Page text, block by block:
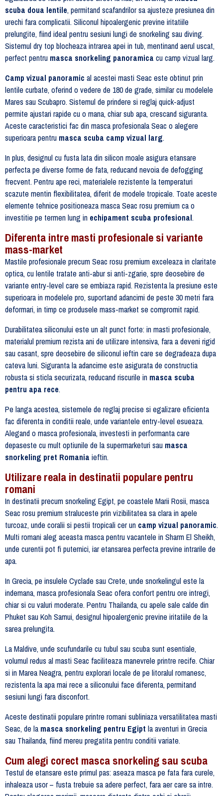
scuba doua lentile, permitand scafandrilor sa ajusteze presiunea din
urechi fara complicatii. Siliconul hipoalergenic previne iritatiile
prelungite, fiind ideal pentru sesiuni lungi de snorkeling sau diving.
Sistemul dry top blocheaza intrarea apei in tub, mentinand aerul uscat,
perfect pentru masca snorkeling panoramica cu camp vizual larg.
Camp vizual panoramic al acestei masti Seac este obtinut prin
lentile curbate, oferind o vedere de 180 de grade, similar cu modelele
Mares sau Scubapro. Sistemul de prindere si reglaj quick-adjust
permite ajustari rapide cu o mana, chiar sub apa, crescand siguranta.
Aceste caracteristici fac din masca profesionala Seac o alegere
superioara pentru masca scuba camp vizual larg.
In plus, designul cu fusta lata din silicon moale asigura etansare
perfecta pe diverse forme de fata, reducand nevoia de defogging
frecvent. Pentru ape reci, materialele rezistente la temperaturi
scazute mentin flexibilitatea, diferit de modele tropicale. Toate aceste
elemente tehnice positioneaza masca Seac rosu premium ca o
investitie pe termen lung in echipament scuba profesional.
Diferenta intre masti profesionale si variante
mass-market
Mastile profesionale precum Seac rosu premium exceleaza in claritate
optica, cu lentile tratate anti-abur si anti-zgarie, spre deosebire de
variante entry-level care se embiaza rapid. Rezistenta la presiune este
superioara in modelele pro, suportand adancimi de peste 30 metri fara
deformari, in timp ce produsele mass-market se compromit rapid.
Durabilitatea siliconului este un alt punct forte: in masti profesionale,
materialul premium rezista ani de utilizare intensiva, fara a deveni rigid
sau casant, spre deosebire de siliconul ieftin care se degradeaza dupa
cateva luni. Siguranta la adancime este asigurata de constructia
robusta si sticla securizata, reducand riscurile in masca scuba
pentru apa rece.
Pe langa acestea, sistemele de reglaj precise si egalizare eficienta
fac diferenta in conditii reale, unde variantele entry-level esueaza.
Alegand o masca profesionala, investesti in performanta care
depaseste cu mult optiunile de la supermarketuri sau masca
snorkeling pret Romania ieftin.
Utilizare reala in destinatii populare pentru
romani
In destinatii precum snorkeling Egipt, pe coastele Marii Rosii, masca
Seac rosu premium straluceste prin vizibilitatea sa clara in apele
turcoaz, unde coralii si pestii tropicali cer un camp vizual panoramic.
Multi romani aleg aceasta masca pentru vacantele in Sharm El Sheikh,
unde curentii pot fi puternici, iar etansarea perfecta previne intrarile de
apa.
In Grecia, pe insulele Cyclade sau Crete, unde snorkelingul este la
indemana, masca profesionala Seac ofera confort pentru ore intregi,
chiar si cu valuri moderate. Pentru Thailanda, cu apele sale calde din
Phuket sau Koh Samui, designul hipoalergenic previne iritatiile de la
sarea prelungita.
La Maldive, unde scufundarile cu tubul sau scuba sunt esentiale,
volumul redus al masti Seac faciliteaza manevrele printre recife. Chiar
si in Marea Neagra, pentru explorari locale de pe litoralul romanesc,
rezistenta la apa mai rece a siliconului face diferenta, permitand
sesiuni lungi fara disconfort.
Aceste destinatii populare printre romani subliniaza versatilitatea masti
Seac, de la masca snorkeling pentru Egipt la aventuri in Grecia
sau Thailanda, fiind mereu pregatita pentru conditii variate.
Cum alegi corect masca snorkeling sau scuba
Testul de etansare este primul pas: aseaza masca pe fata fara curele,
inhaleaza usor – fusta trebuie sa adere perfect, fara aer care sa intre.